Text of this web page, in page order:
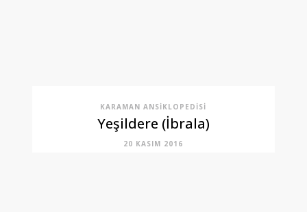
KARAMAN ANSIKLOPEDISI
Yeşildere (İbrala)
20 KASIM 2016